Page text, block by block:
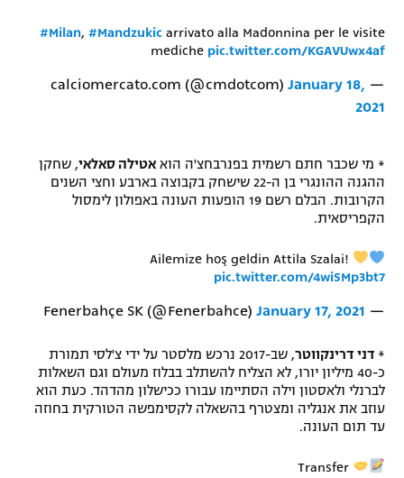
#Milan, #Mandzukic arrivato alla Madonnina per le visite
mediche pic.twitter.com/KGAVUwx4af
— calciomercato.com (@cmdotcom)
January 18,
2021
* מי שכבר חתם רשמית בפנרבחצ'ה הוא אטילה סאלאי, שחקן
ההגנה ההונגרי בן ה-22 שישחק בקבוצה בארבע וחצי השנים
הקרובות. הבלם רשם 19 הופעות העונה באפולון לימסול
הקפריסאית.
Ailemize hoş geldin Attila Szalai!
pic.twitter.com/4wiSMp3bt7
— Fenerbahçe SK (@Fenerbahce)
January 17, 2021
* דני דרינקווטר
, שב-2017 נרכש מלסטר על ידי צ'לסי תמורת
כ-40 מיליון יורו, לא הצליח להשתלב בבלוז מעולם וגם השאלות
לברנלי ולאסטון וילה הסתיימו עבורו ככישלון מהדהד. כעת הוא
עוזב את אנגליה ומצטרף בהשאלה לקסימפשה הטורקית בחוזה
עד תום העונה.
Transfer